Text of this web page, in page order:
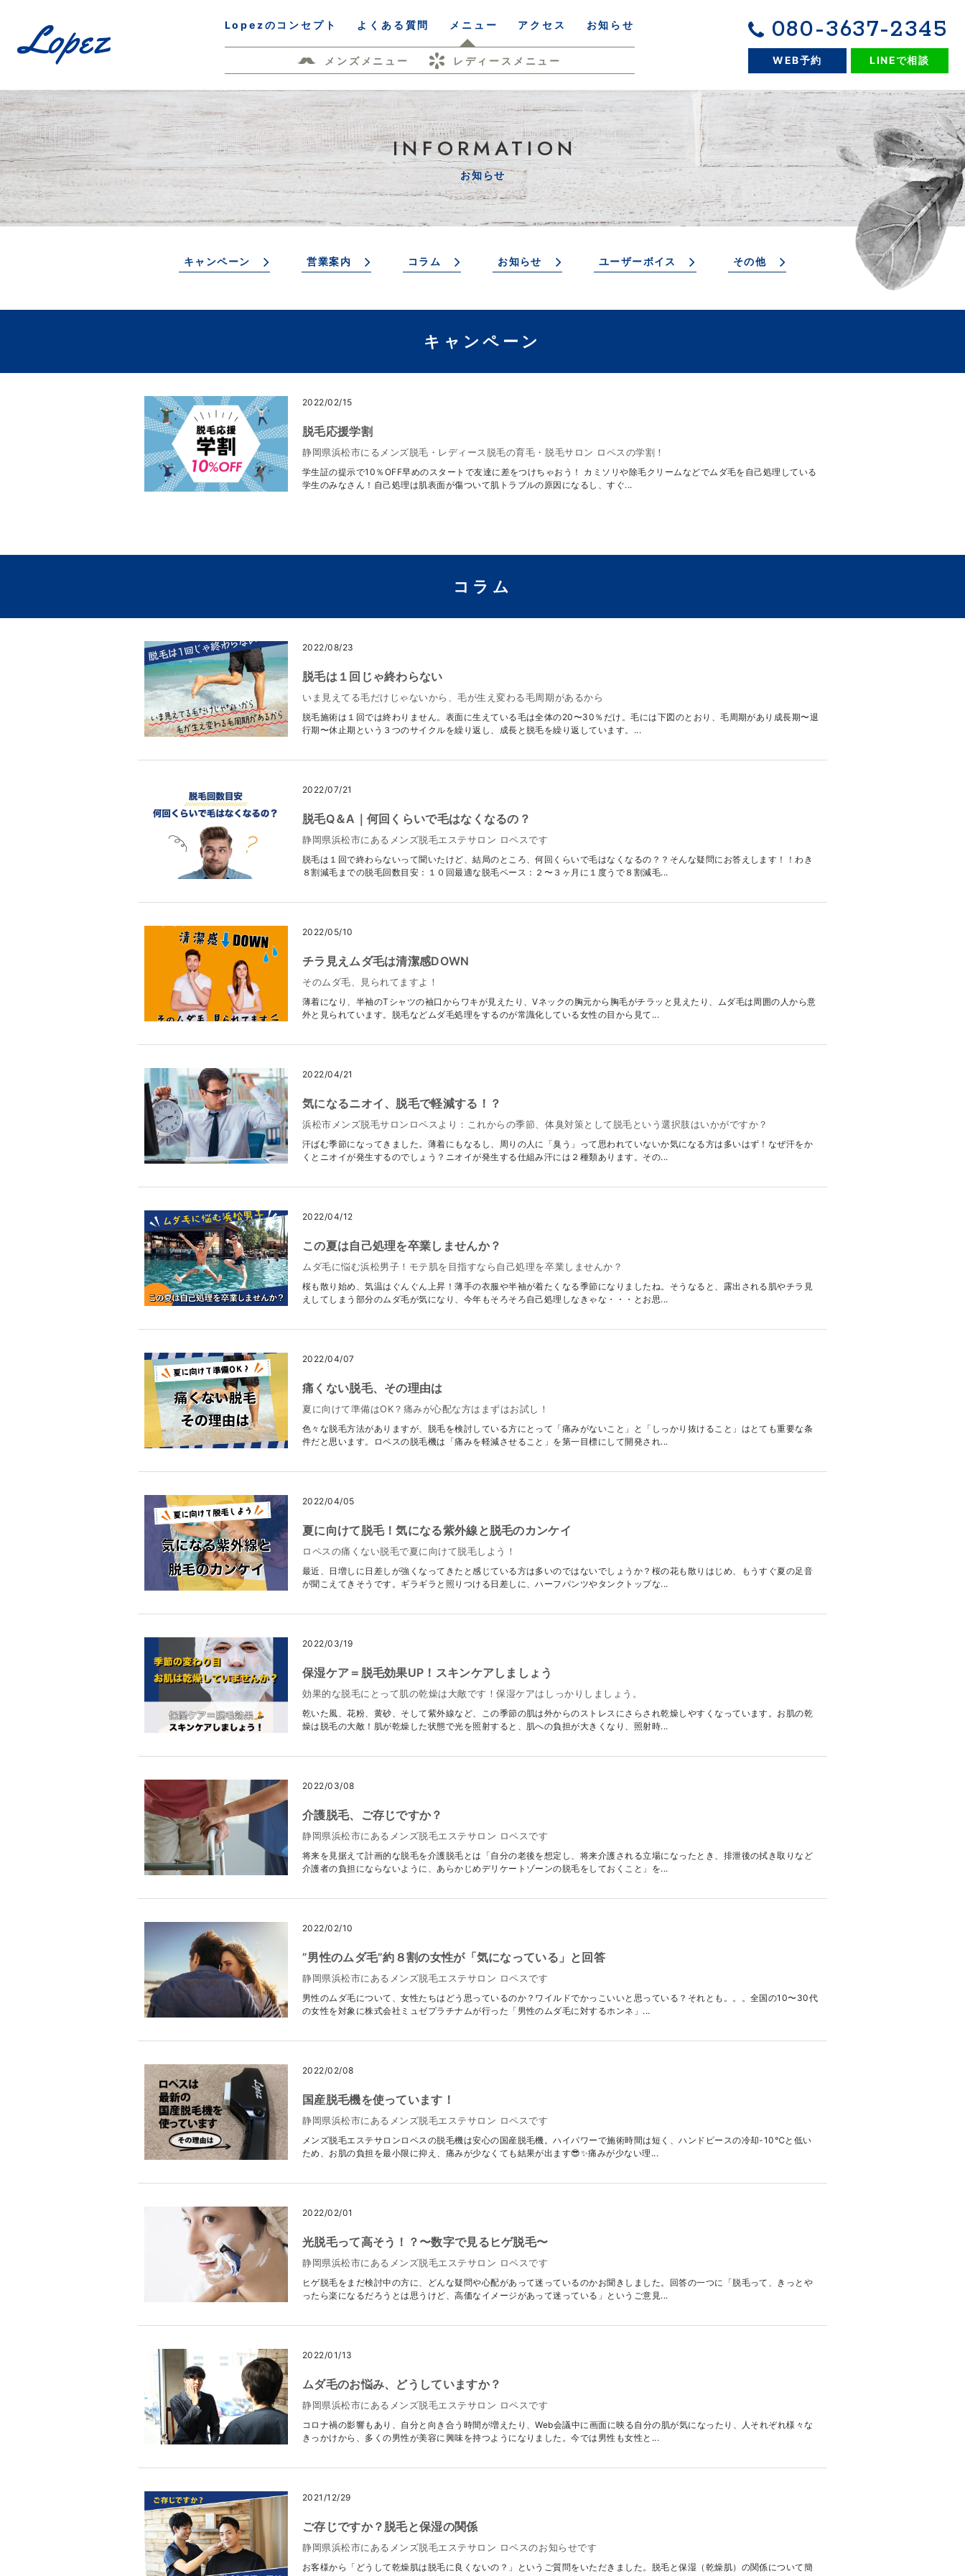
Lopezのコンセプト よくある質問 メニュー
メンズメニュー レディースメニュー
アクセス お知らせ 080-3637-2345
WEB予約 LINEで相談
INFORMATION
お知らせ
キャンペーン 営業案内 コラム お知らせ ユーザーボイス その他
キャンペーン
2022/02/15
脱毛応援学割
静岡県浜松市にるメンズ脱毛・レディース脱毛の育毛・脱毛サロン ロペスの学割！
学生証の提示で10％OFF早めのスタートで友達に差をつけちゃおう！ カミソリや除毛クリームなどでムダ毛を自己処理している
学生のみなさん！自己処理は肌表面が傷ついて肌トラブルの原因になるし、すぐ...
コラム
2022/08/23
脱毛は１回じゃ終わらない
いま見えてる毛だけじゃないから、毛が生え変わる毛周期があるから
脱毛施術は１回では終わりません。表面に生えている毛は全体の20〜30％だけ。毛には下図のとおり、毛周期があり成長期〜退
行期〜休止期という３つのサイクルを繰り返し、成長と脱毛を繰り返しています。...
2022/07/21
脱毛Q＆A｜何回くらいで毛はなくなるの？
静岡県浜松市にあるメンズ脱毛エステサロン ロペスです
脱毛は１回で終わらないって聞いたけど、結局のところ、何回くらいで毛はなくなるの？？そんな疑問にお答えします！！わき
８割減毛までの脱毛回数目安：１０回最適な脱毛ペース：２〜３ヶ月に１度うで８割減毛...
2022/05/10
チラ見えムダ毛は清潔感DOWN
そのムダ毛、見られてますよ！
薄着になり、半袖のTシャツの袖口からワキが見えたり、Vネックの胸元から胸毛がチラッと見えたり、ムダ毛は周囲の人から意
外と見られています。脱毛などムダ毛処理をするのが常識化している女性の目から見て...
2022/04/21
気になるニオイ、脱毛で軽減する！？
浜松市メンズ脱毛サロンロペスより：これからの季節、体臭対策として脱毛という選択肢はいかがですか？
汗ばむ季節になってきました。薄着にもなるし、周りの人に「臭う」って思われていないか気になる方は多いはず！なぜ汗をか
くとニオイが発生するのでしょう？ニオイが発生する仕組み汗には２種類あります。その...
2022/04/12
この夏は自己処理を卒業しませんか？
ムダ毛に悩む浜松男子！モテ肌を目指すなら自己処理を卒業しませんか？
桜も散り始め、気温はぐんぐん上昇！薄手の衣服や半袖が着たくなる季節になりましたね。そうなると、露出される肌やチラ見
えしてしまう部分のムダ毛が気になり、今年もそろそろ自己処理しなきゃな・・・とお思...
2022/04/07
痛くない脱毛、その理由は
夏に向けて準備はOK？痛みが心配な方はまずはお試し！
色々な脱毛方法がありますが、脱毛を検討している方にとって「痛みがないこと」と「しっかり抜けること」はとても重要な条
件だと思います。ロペスの脱毛機は「痛みを軽減させること」を第一目標にして開発され...
2022/04/05
夏に向けて脱毛！気になる紫外線と脱毛のカンケイ
ロペスの痛くない脱毛で夏に向けて脱毛しよう！
最近、日増しに日差しが強くなってきたと感じている方は多いのではないでしょうか？桜の花も散りはじめ、もうすぐ夏の足音
が聞こえてきそうです。ギラギラと照りつける日差しに、ハーフパンツやタンクトップな...
2022/03/19
保湿ケア＝脱毛効果UP！スキンケアしましょう
効果的な脱毛にとって肌の乾燥は大敵です！保湿ケアはしっかりしましょう。
乾いた風、花粉、黄砂、そして紫外線など、この季節の肌は外からのストレスにさらされ乾燥しやすくなっています。お肌の乾
燥は脱毛の大敵！肌が乾燥した状態で光を照射すると、肌への負担が大きくなり、照射時...
2022/03/08
介護脱毛、ご存じですか？
静岡県浜松市にあるメンズ脱毛エステサロン ロペスです
将来を見据えて計画的な脱毛を介護脱毛とは「自分の老後を想定し、将来介護される立場になったとき、排泄後の拭き取りなど
介護者の負担にならないように、あらかじめデリケートゾーンの脱毛をしておくこと」を...
2022/02/10
”男性のムダ毛”約８割の女性が「気になっている」と回答
静岡県浜松市にあるメンズ脱毛エステサロン ロペスです
男性のムダ毛について、女性たちはどう思っているのか？ワイルドでかっこいいと思っている？それとも。。。全国の10〜30代
の女性を対象に株式会社ミュゼプラチナムが行った「男性のムダ毛に対するホンネ」...
2022/02/08
国産脱毛機を使っています！
静岡県浜松市にあるメンズ脱毛エステサロン ロペスです
メンズ脱毛エステサロンロペスの脱毛機は安心の国産脱毛機。ハイパワーで施術時間は短く、ハンドピースの冷却-10℃と低い
ため、お肌の負担を最小限に抑え、痛みが少なくても結果が出ます😎✨痛みが少ない理...
2022/02/01
光脱毛って高そう！？〜数字で見るヒゲ脱毛〜
静岡県浜松市にあるメンズ脱毛エステサロン ロペスです
ヒゲ脱毛をまだ検討中の方に、どんな疑問や心配があって迷っているのかお聞きしました。回答の一つに「脱毛って、きっとや
ったら楽になるだろうとは思うけど、高価なイメージがあって迷っている」というご意見...
2022/01/13
ムダ毛のお悩み、どうしていますか？
静岡県浜松市にあるメンズ脱毛エステサロン ロペスです
コロナ禍の影響もあり、自分と向き合う時間が増えたり、Web会議中に画面に映る自分の肌が気になったり、人それぞれ様々な
きっかけから、多くの男性が美容に興味を持つようになりました。今では男性も女性と...
2021/12/29
ご存じですか？脱毛と保湿の関係
静岡県浜松市にあるメンズ脱毛エステサロン ロペスのお知らせです
お客様から「どうして乾燥肌は脱毛に良くないの？」というご質問をいただきました。脱毛と保湿（乾燥肌）の関係について簡